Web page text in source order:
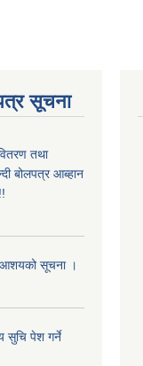
सूचना
तथा
बोलपत्र आब्हान
आशयको सूचना ।
सुचि पेश गर्ने